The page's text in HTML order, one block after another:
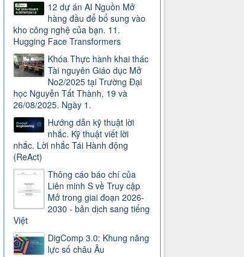
12 dự án AI Nguồn Mở
hàng đầu để bổ sung vào
kho công nghệ của bạn. 11.
Hugging Face Transformers
Khóa Thực hành khai thác
Tài nguyên Giáo dục Mở
No2/2025 tại Trường Đại
học Nguyễn Tất Thành, 19 và
26/08/2025. Ngày 1.
Hướng dẫn kỹ thuật lời
nhắc. Kỹ thuật viết lời
nhắc. Lời nhắc Tái Hành động
(ReAct)
Thông cáo báo chí của
Liên minh S về Truy cập
Mở trong giai đoạn 2026-
2030 - bản dịch sang tiếng
Việt
DigComp 3.0: Khung năng
lực số châu Âu